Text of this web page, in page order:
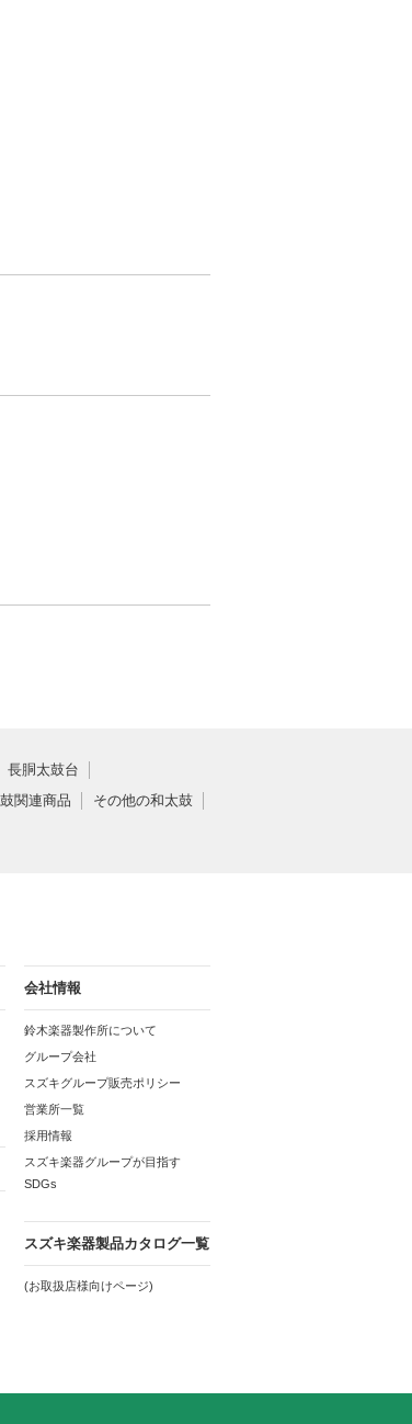
長胴太鼓台
関連商品
その他の和太鼓
会社情報
鈴木楽器製作所について
グループ会社
スズキグループ販売ポリシー
営業所一覧
採用情報
スズキ楽器グループが目指す
SDGs
スズキ楽器製品カタログ一覧
(お取扱店様向けページ)